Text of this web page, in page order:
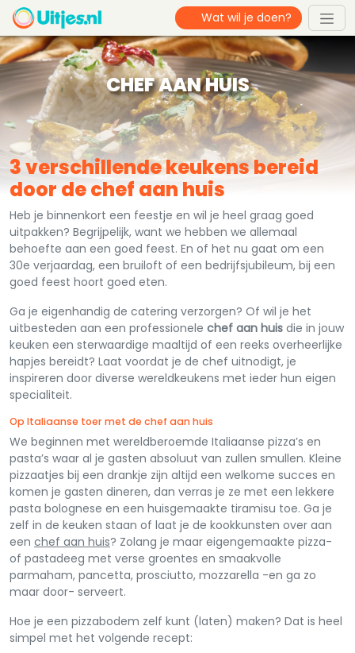
CHEF AAN HUIS
3 verschillende keukens bereid
door de chef aan huis
Heb je binnenkort een feestje en wil je heel graag goed
uitpakken? Begrijpelijk, want we hebben we allemaal
behoefte aan een goed feest. En of het nu gaat om een
30e verjaardag, een bruiloft of een bedrijfsjubileum, bij een
goed feest hoort goed eten.
Ga je eigenhandig de catering verzorgen? Of wil je het
uitbesteden aan een professionele chef aan huis die in jouw
keuken een sterwaardige maaltijd of een reeks overheerlijke
hapjes bereidt? Laat voordat je de chef uitnodigt, je
inspireren door diverse wereldkeukens met ieder hun eigen
specialiteit.
Op Italiaanse toer met de chef aan huis
We beginnen met wereldberoemde Italiaanse pizza’s en
pasta’s waar al je gasten absoluut van zullen smullen. Kleine
pizzaatjes bij een drankje zijn altijd een welkome succes en
komen je gasten dineren, dan verras je ze met een lekkere
pasta bolognese en een huisgemaakte tiramisu toe. Ga je
zelf in de keuken staan of laat je de kookkunsten over aan
een chef aan huis? Zolang je maar eigengemaakte pizza-
of pastadeeg met verse groentes en smaakvolle
parmaham, pancetta, prosciutto, mozzarella -en ga zo
maar door- serveert.
Hoe je een pizzabodem zelf kunt (laten) maken? Dat is heel
simpel met het volgende recept: